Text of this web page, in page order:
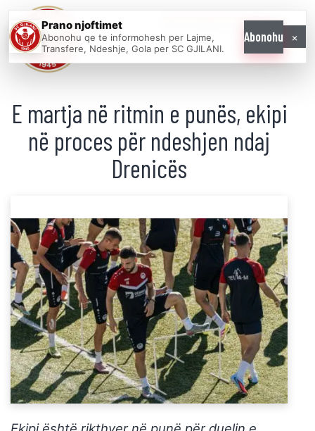
ONE
E martja në ritmin e punës, ekipi
në proces për ndeshjen ndaj
Drenicës
Prano njoftimet
Abonohu qe te informohesh per Lajme,
Transfere, Ndeshje, Gola per SC GJILANI.
Abonohu ×